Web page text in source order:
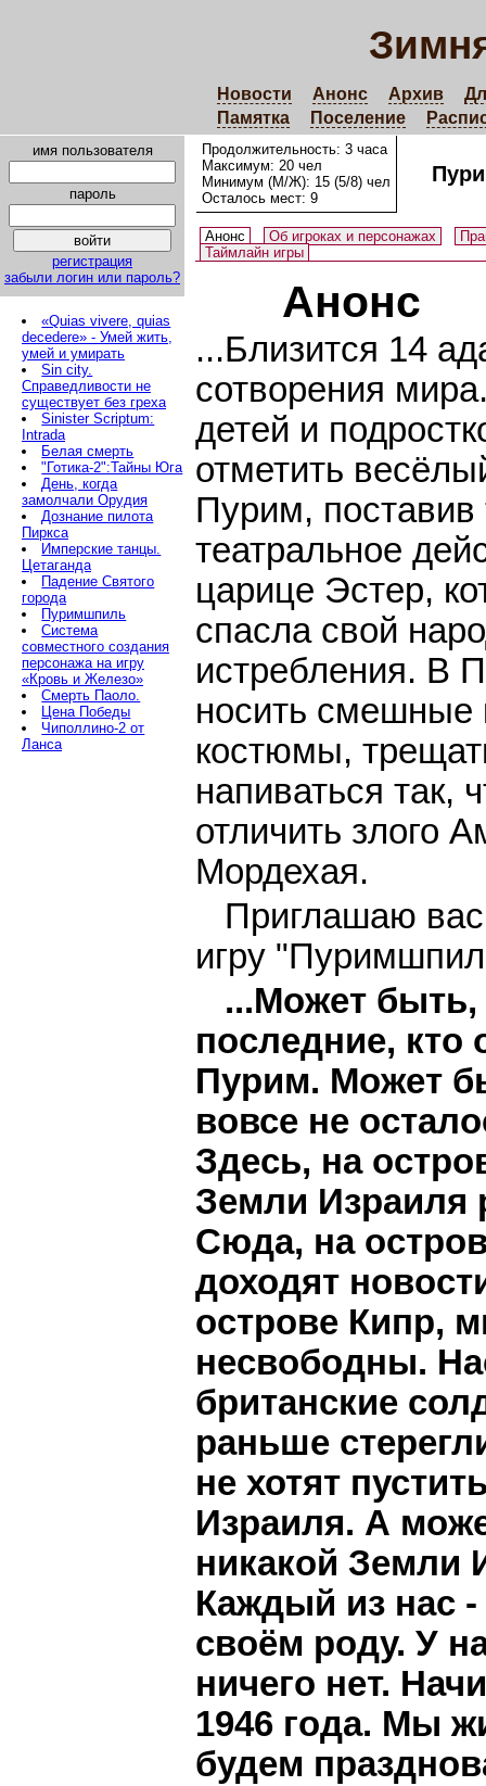
Новости Анонс Архив
Памятка
Поселение
имя пользователя
пароль
регистрация
забыли логин или пароль?
«Quias vivere, quias
decedere» - Умей жить,
умей и умирать
Sin city.
Справедливости не
существует без греха
Sinister Scriptum:
Intrada
Белая смерть
"Готика-2":Тайны Юга
День, когда
замолчали Орудия
Дознание пилота
Пиркса
Имперские танцы.
Цетаганда
Падение Святого
города
Пуримшпиль
Система
совместного создания
персонажа на игру
«Кровь и Железо»
Смерть Паоло.
Цена Победы
Чиполлино-2 от
Ланса
Продолжительность: 3 часа
Максимум: 20 чел
Минимум (М/Ж): 15 (5/8) чел
Осталось мест: 9
Анонс Об игроках и персонажах
Таймлайн игры
Анонс
...Близится 14
сотворения
детей и
отметить
Пурим, поставив
театральное
царице Эстер,
спасла свой
истребления. В
носить смешные
костюмы,
напиваться так,
отличить злого
Мордехая.
Приглашаю
игру
...Может
последние, кто
Пурим. Может
вовсе не
Здесь, на
Земли Израиля
Сюда, на
доходят
острове Кипр,
несвободны.
британские
раньше
не хотят
Израиля. А
никакой Земли
Каждый из нас
своём роду. У
ничего нет.
1946 года. Мы
будем